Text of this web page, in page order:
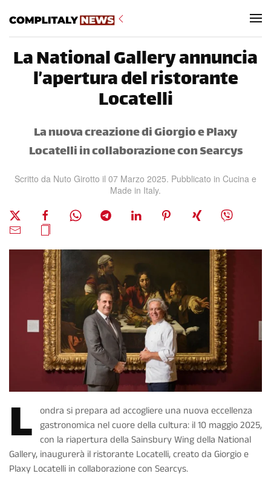
La National Gallery annuncia
l’apertura del ristorante
Locatelli
La nuova creazione di Giorgio e Plaxy
Locatelli in collaborazione con Searcys
Scritto da Nuto Girotto il 07 Marzo 2025. Pubblicato in Cucina e
Made in Italy.
L ondra si prepara ad accogliere una nuova eccellenza
gastronomica nel cuore della cultura: il 10 maggio 2025,
con la riapertura della Sainsbury Wing della National
Gallery, inaugurerà il ristorante Locatelli, creato da Giorgio e
Plaxy Locatelli in collaborazione con Searcys.